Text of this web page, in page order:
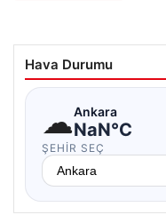
Hava Durumu
☁Ankara
NaN°C
ŞEHIR SEÇ